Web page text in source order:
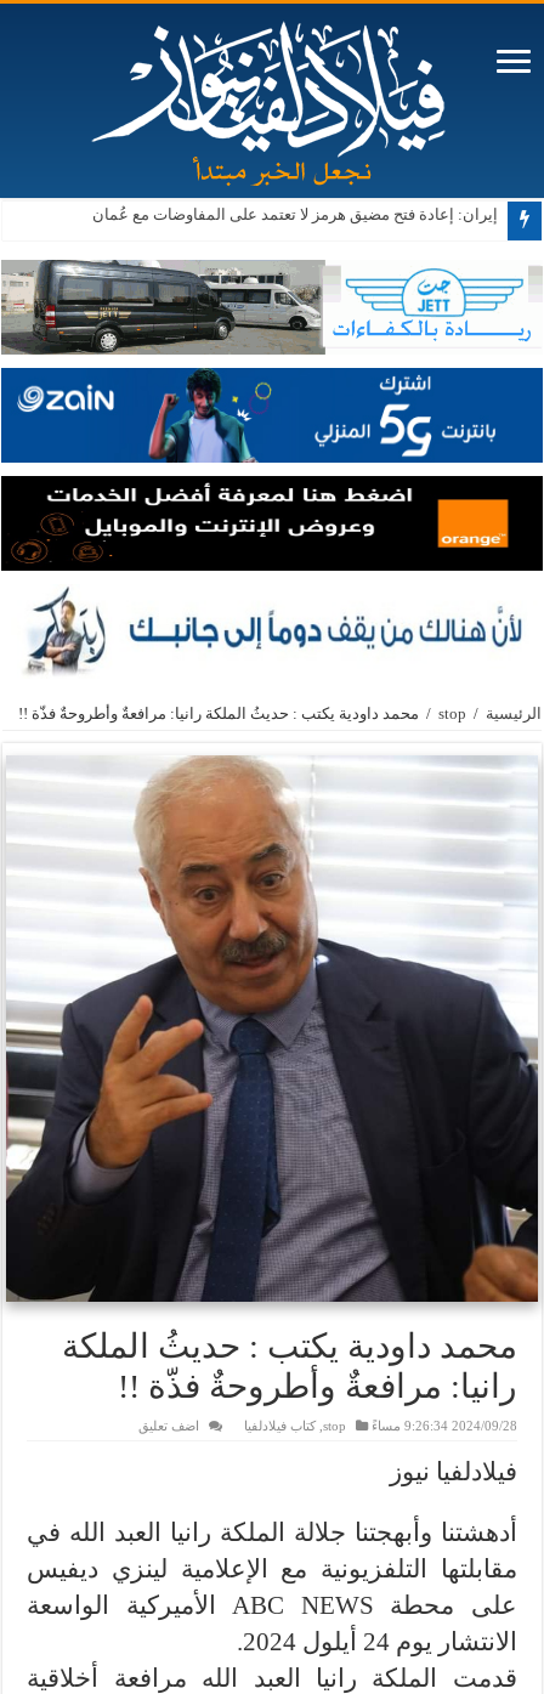
إيران: إعادة فتح مضيق هرمز لا تعتمد على المفاوضات مع عُمان
الحكومة: تنفيذ 343 مشروعًا ضمن البرنامج التنفيذي الثاني لرؤية التحديث الاقتصادي
الرئيسية /
stop
/ محمد داودية يكتب : حديثُ الملكة رانيا: مرافعةٌ وأطروحةٌ فذّة !!
محمد داودية يكتب : حديثُ الملكة
رانيا: مرافعةٌ وأطروحةٌ فذّة !!
2024/09/28 9:26:34 مساءً stop
,كتاب فيلادلفيا اضف تعليق
فيلادلفيا نيوز
أدهشتنا وأبهجتنا جلالة الملكة رانيا العبد الله في
مقابلتها التلفزيونية مع الإعلامية لينزي ديفيس
على محطة ABC NEWS الأميركية الواسعة
الانتشار يوم 24 أيلول 2024.
قدمت الملكة رانيا العبد الله مرافعة أخلاقية